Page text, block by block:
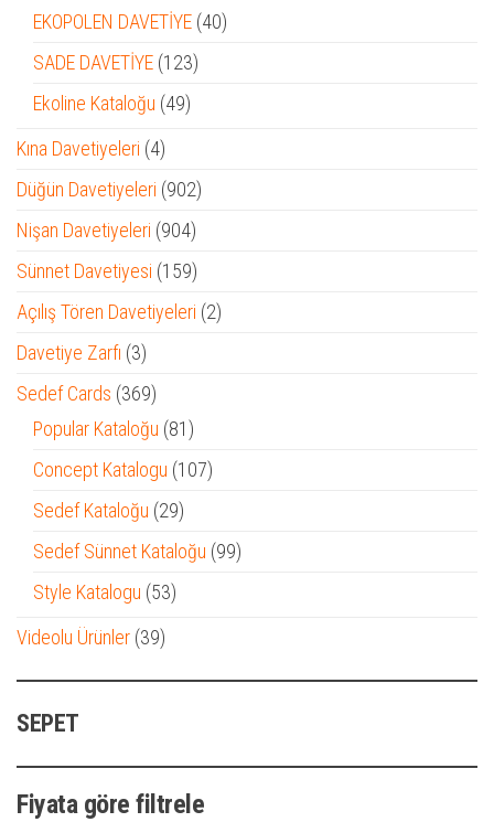
ürün
EKOPOLEN DAVETİYE 4040
SADE DAVETİYE 123123
Ekoline Kataloğu 4949
Kına Davetiyeleri 44
ürün
Düğün Davetiyeleri 902902
Nişan Davetiyeleri 904904
ürün
Sünnet Davetiyesi 159159
ürün
Açılış Tören Davetiyeleri 22
Davetiye Zarfı 33
ürün
Sedef Cards 369369
ürün
Popular Kataloğu 8181
ürün
Concept Katalogu 107107
Sedef Kataloğu 2929
ürün
Sedef Sünnet Kataloğu 9999
Style Katalogu 5353
Videolu Ürünler 3939
SEPET
Fiyata göre filtrele